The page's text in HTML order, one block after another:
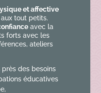
et affective
tout petits.
avec la
forts avec les
ateliers
des besoins
éducatives